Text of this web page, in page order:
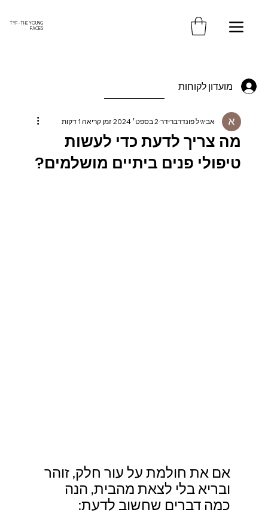
מועדון לקוחות
TYF - THE YOUNG
FACES
מה צריך לדעת כדי לעשות
טיפולי פנים ביתיים מושלמים?
אביגיל פונדרברידר 2 בספט׳ 2024 זמן קריאה 1 דקות
אם את חולמת על עור חלק, זוהר
ובריא בלי לצאת מהבית, הנה
כמה דברים שחשוב לדעת: